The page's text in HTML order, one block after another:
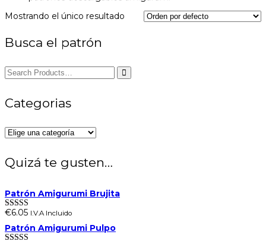
Mostrando el único resultado
Busca el patrón
Categorias
Quizá te gusten…
Patrón Amigurumi Brujita
Valorado en
5.00 de 5
€6.05 I.V.A Incluido
Patrón Amigurumi Pulpo